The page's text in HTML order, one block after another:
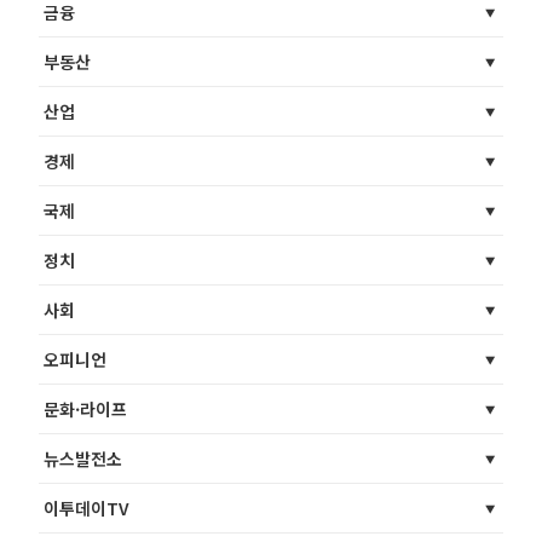
금융
부동산
산업
경제
국제
정치
사회
오피니언
문화·라이프
뉴스발전소
이투데이TV